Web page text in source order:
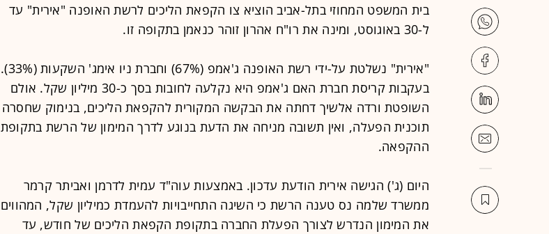
בית המשפט המחוזי בתל-אביב הוציא צו הקפאת הליכים לרשת האופנה "אירית" עד
ל-30 באוגוסט, ומינה את רו"ח אהרון זוהר כנאמן בתקופה זו.
"אירית" נשלטת על-ידי רשת האופנה ג'אמפ (67%) וחברת ניו אימג' השקעות (33%).
בעקבות קריסת חברת האם ג'אמפ היא נקלעה לחובות בסך כ-30 מיליון שקל. אולם
השופטת ורדה אלשיך דחתה את הבקשה המקורית להקפאת הליכים, בנימוק שחסרה
תוכנית הפעלה, ואין תשובה מניחה את הדעת בנוגע לדרך המימון של הרשת בתקופת
ההקפאה.
היום (ג') הגישה אירית הודעת עדכון. באמצעות עוה"ד עמית לדרמן ואביתר קרמר
ממשרד שלמה נס טענה הרשת כי השיגה התחייבויות להעמדת כמיליון שקל, המהווים
את המימון הנדרש לצורך הפעלת החברה בתקופת הקפאת הליכים של חודש, עד